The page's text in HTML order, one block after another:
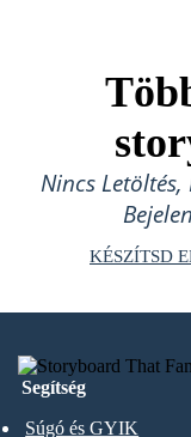
Nincs
KÉSZÍTSD
Segítség
Súgó és GYIK